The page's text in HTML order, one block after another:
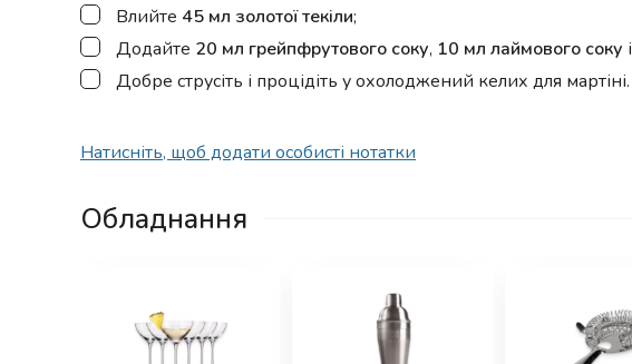
▢
Влийте 45 мл золотої текіли;
▢
Додайте 20 мл грейпфрутового соку, 10 мл лаймового соку і
▢
Добре струсіть і процідіть у охолоджений келих для мартіні.
Натисніть, щоб додати особисті нотатки
Обладнання